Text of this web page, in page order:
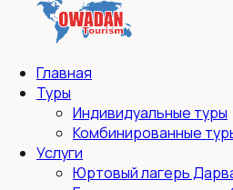
Главная
Туры
Индивидуальные туры
Комбинированные
Услуги
Юртовый лагерь